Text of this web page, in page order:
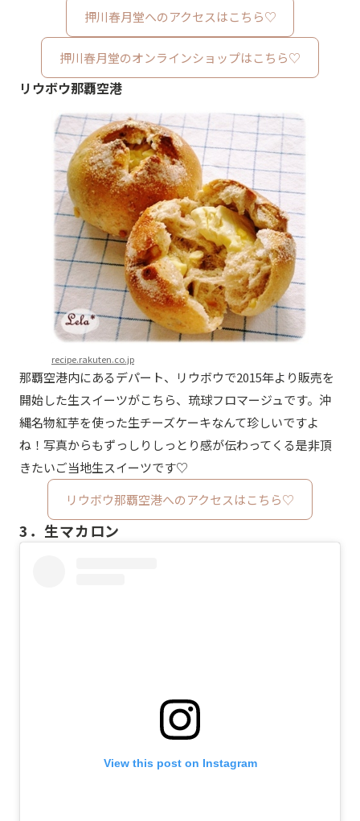
押川春月堂へのアクセスはこちら♡
押川春月堂のオンラインショップはこちら♡
リウボウ那覇空港
recipe.rakuten.co.jp
那覇空港内にあるデパート、リウボウで2015年より販売を
開始した生スイーツがこちら、琉球フロマージュです。沖
縄名物紅芋を使った生チーズケーキなんて珍しいですよ
ね！写真からもずっしりしっとり感が伝わってくる是非頂
きたいご当地生スイーツです♡
リウボウ那覇空港へのアクセスはこちら♡
3．生マカロン
View this post on Instagram